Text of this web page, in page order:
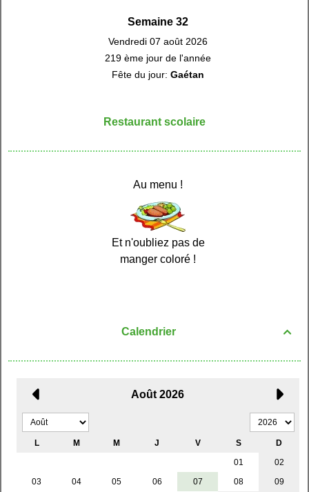
Semaine 32
Vendredi 07 août 2026
219 ème jour de l'année
Fête du jour: Gaétan
Restaurant scolaire
Au menu !
Et n'oubliez pas de
manger coloré !

Calendrier